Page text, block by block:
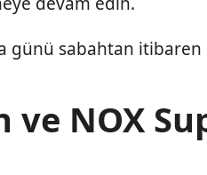
günü sabahtan itibaren
ve NOX